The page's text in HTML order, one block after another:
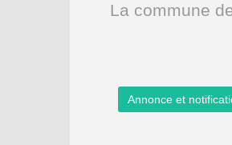
La commune
Annonce et